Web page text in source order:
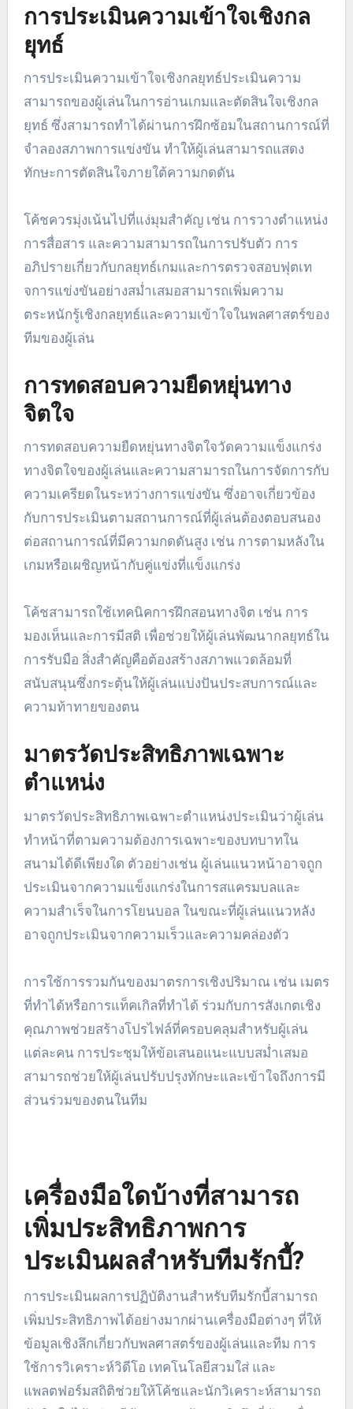
การประเมินความเข้าใจเชิงกล
ยุทธ์
การประเมินความเข้าใจเชิงกลยุทธ์ประเมินความ
สามารถของผู้เล่นในการอ่านเกมและตัดสินใจเชิงกล
ยุทธ์ ซึ่งสามารถทำได้ผ่านการฝึกซ้อมในสถานการณ์ที่
จำลองสภาพการแข่งขัน ทำให้ผู้เล่นสามารถแสดง
ทักษะการตัดสินใจภายใต้ความกดดัน
โค้ชควรมุ่งเน้นไปที่แง่มุมสำคัญ เช่น การวางตำแหน่ง
การสื่อสาร และความสามารถในการปรับตัว การ
อภิปรายเกี่ยวกับกลยุทธ์เกมและการตรวจสอบฟุตเท
จการแข่งขันอย่างสม่ำเสมอสามารถเพิ่มความ
ตระหนักรู้เชิงกลยุทธ์และความเข้าใจในพลศาสตร์ของ
ทีมของผู้เล่น
การทดสอบความยืดหยุ่นทาง
จิตใจ
การทดสอบความยืดหยุ่นทางจิตใจวัดความแข็งแกร่ง
ทางจิตใจของผู้เล่นและความสามารถในการจัดการกับ
ความเครียดในระหว่างการแข่งขัน ซึ่งอาจเกี่ยวข้อง
กับการประเมินตามสถานการณ์ที่ผู้เล่นต้องตอบสนอง
ต่อสถานการณ์ที่มีความกดดันสูง เช่น การตามหลังใน
เกมหรือเผชิญหน้ากับคู่แข่งที่แข็งแกร่ง
โค้ชสามารถใช้เทคนิคการฝึกสอนทางจิต เช่น การ
มองเห็นและการมีสติ เพื่อช่วยให้ผู้เล่นพัฒนากลยุทธ์ใน
การรับมือ สิ่งสำคัญคือต้องสร้างสภาพแวดล้อมที่
สนับสนุนซึ่งกระตุ้นให้ผู้เล่นแบ่งปันประสบการณ์และ
ความท้าทายของตน
มาตรวัดประสิทธิภาพเฉพาะ
ตำแหน่ง
มาตรวัดประสิทธิภาพเฉพาะตำแหน่งประเมินว่าผู้เล่น
ทำหน้าที่ตามความต้องการเฉพาะของบทบาทใน
สนามได้ดีเพียงใด ตัวอย่างเช่น ผู้เล่นแนวหน้าอาจถูก
ประเมินจากความแข็งแกร่งในการสแครมบลและ
ความสำเร็จในการโยนบอล ในขณะที่ผู้เล่นแนวหลัง
อาจถูกประเมินจากความเร็วและความคล่องตัว
การใช้การรวมกันของมาตรการเชิงปริมาณ เช่น เมตร
ที่ทำได้หรือการแท็คเกิลที่ทำได้ ร่วมกับการสังเกตเชิง
คุณภาพช่วยสร้างโปรไฟล์ที่ครอบคลุมสำหรับผู้เล่น
แต่ละคน การประชุมให้ข้อเสนอแนะแบบสม่ำเสมอ
สามารถช่วยให้ผู้เล่นปรับปรุงทักษะและเข้าใจถึงการมี
ส่วนร่วมของตนในทีม
เครื่องมือใดบ้างที่สามารถ
เพิ่มประสิทธิภาพการ
ประเมินผลสำหรับทีมรักบี้?